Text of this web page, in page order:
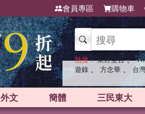
會員專區 購物車
熱搜： 東野圭吾 、
遊錄 、 方念華 、 台
外文 簡體 三民東大